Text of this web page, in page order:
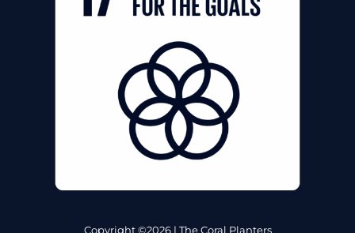
Copyright ©2026 | The Coral Planters